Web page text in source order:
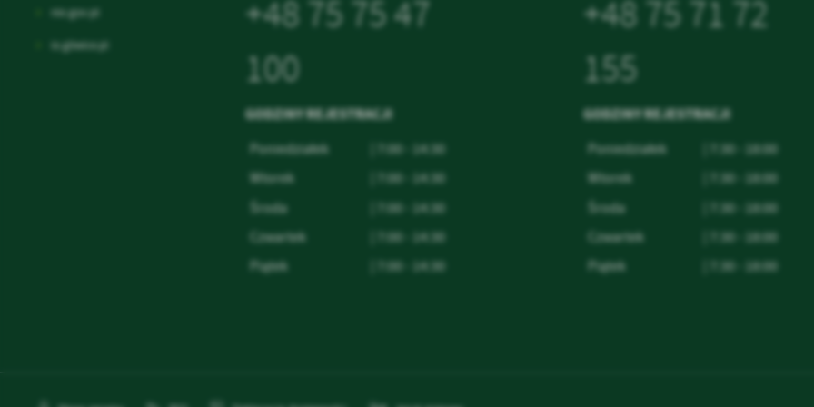
nio.gov.pl
io.gliwice.pl
+48 75 75 47
100
GODZINY REJESTRACJI
Poniedziałek
Wtorek
Środa
Czwartek
Piątek
| 7:00 - 14:30
| 7:00 - 14:30
| 7:00 - 14:30
| 7:00 - 14:30
| 7:00 - 14:30
+48 75 71 72
155
GODZINY REJESTRACJI
Poniedziałek
Wtorek
Środa
Czwartek
Piątek
| 7:30 - 18:00
| 7:30 - 18:00
| 7:30 - 18:00
| 7:30 - 18:00
| 7:30 - 18:00